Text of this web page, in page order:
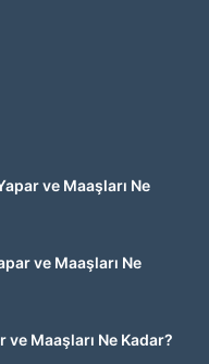
ve Maaşları Ne
ve Maaşları Ne
Maaşları Ne Kadar?